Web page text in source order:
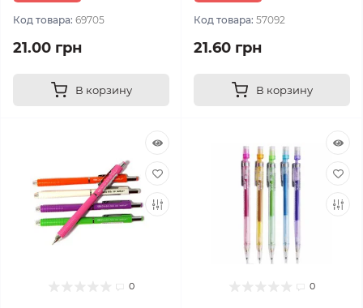
Код товара: 69705
21.00 грн
В корзину
Код товара: 57092
21.60 грн
В корзину
0 0